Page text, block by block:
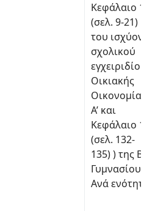
Κεφάλαιο 1
(σελ. 9-21)
του
σχολικού
Οικιακής
Α’ και
Κεφάλαιο
(σελ. 132-
135) ) της Β’
Γυμνασίου
Ανά